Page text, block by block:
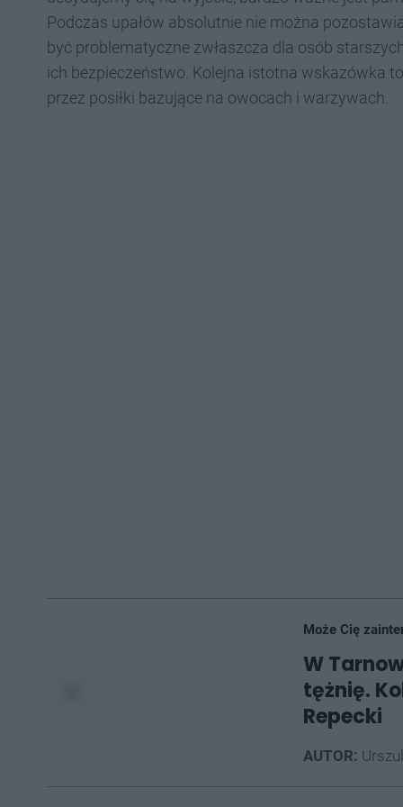
Podczas upałów absolutnie nie można
być problematyczne zwłaszcza dla osób
ich bezpieczeństwo. Kolejna istotna wskazówka
przez posiłki bazujące na owocach i warzywach.
Może Cię
W
tężnię.
Repecki
AUTOR: